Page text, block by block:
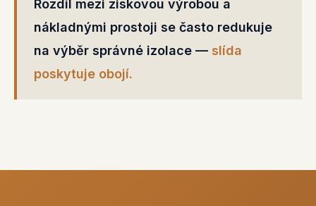
Rozdíl mezi ziskovou výrobou a
nákladnými prostoji se často redukuje
na výběr správné izolace — slída
poskytuje obojí.